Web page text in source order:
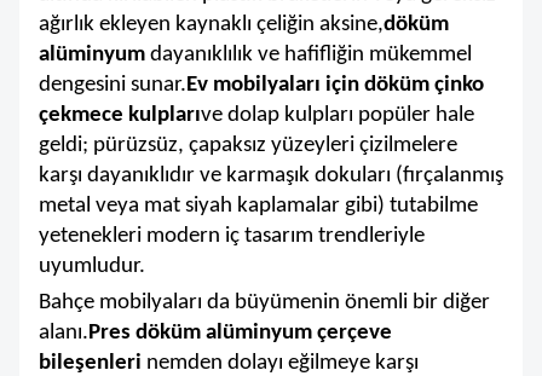
ağırlık ekleyen kaynaklı çeliğin aksine,döküm
alüminyum dayanıklılık ve hafifliğin mükemmel
dengesini sunar.Ev mobilyaları için döküm çinko
çekmece kulplarıve dolap kulpları popüler hale
geldi; pürüzsüz, çapaksız yüzeyleri çizilmelere
karşı dayanıklıdır ve karmaşık dokuları (fırçalanmış
metal veya mat siyah kaplamalar gibi) tutabilme
yetenekleri modern iç tasarım trendleriyle
uyumludur.
Bahçe mobilyaları da büyümenin önemli bir diğer
alanı.Pres döküm alüminyum çerçeve
bileşenleri nemden dolayı eğilmeye karşı